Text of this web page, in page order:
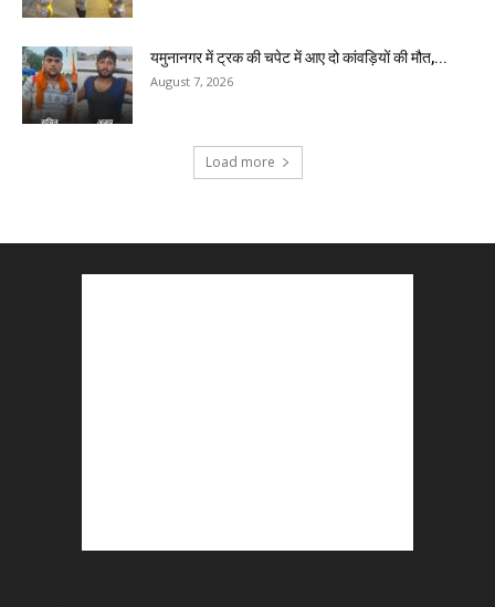
यमुनानगर में ट्रक की चपेट में आए दो कांवड़ियों की मौत,...
August 7, 2026
Load more